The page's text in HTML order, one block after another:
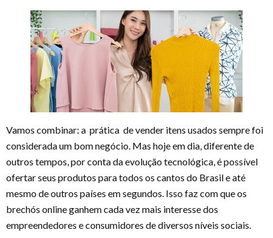
Vamos combinar: a prática de vender itens usados sempre foi
considerada um bom negócio. Mas hoje em dia, diferente de
outros tempos, por conta da evolução tecnológica, é possível
ofertar seus produtos para todos os cantos do Brasil e até
mesmo de outros países em segundos. Isso faz com que os
brechós online ganhem cada vez mais interesse dos
empreendedores e consumidores de diversos níveis sociais.